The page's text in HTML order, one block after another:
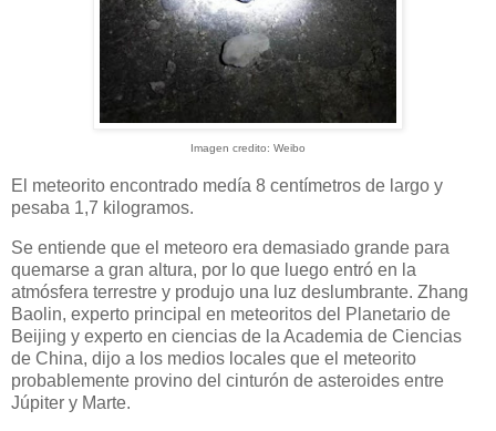
Imagen credito: Weibo
El meteorito encontrado medía 8 centímetros de largo y
pesaba 1,7 kilogramos.
Se entiende que el meteoro era demasiado grande para
quemarse a gran altura, por lo que luego entró en la
atmósfera terrestre y produjo una luz deslumbrante. Zhang
Baolin, experto principal en meteoritos del Planetario de
Beijing y experto en ciencias de la Academia de Ciencias
de China, dijo a los medios locales que el meteorito
probablemente provino del cinturón de asteroides entre
Júpiter y Marte.